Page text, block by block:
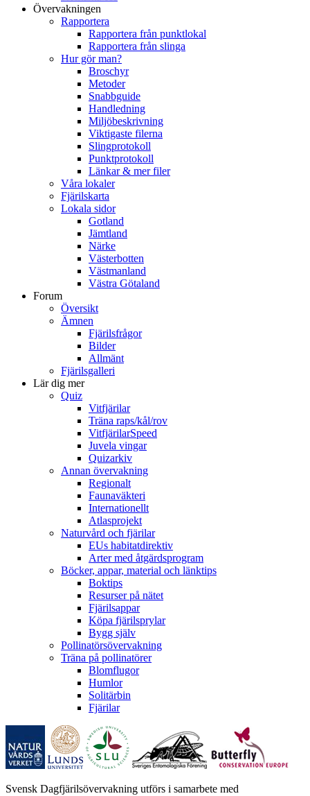
Övervakningen
Rapportera
Rapportera från punktlokal
Rapportera från slinga
Hur gör man?
Broschyr
Metoder
Snabbguide
Handledning
Miljöbeskrivning
Viktigaste filerna
Slingprotokoll
Punktprotokoll
Länkar & mer filer
Våra lokaler
Fjärilskarta
Lokala sidor
Gotland
Jämtland
Närke
Västerbotten
Västmanland
Västra Götaland
Forum
Översikt
Ämnen
Fjärilsfrågor
Bilder
Allmänt
Fjärilsgalleri
Lär dig mer
Quiz
Vitfjärilar
Träna raps/kål/rov
VitfjärilarSpeed
Juvela vingar
Quizarkiv
Annan övervakning
Regionalt
Faunaväkteri
Internationellt
Atlasprojekt
Naturvård och fjärilar
EUs habitatdirektiv
Arter med åtgärdsprogram
Böcker, appar, material och länktips
Boktips
Resurser på nätet
Fjärilsappar
Köpa fjärilsprylar
Bygg själv
Pollinatörsövervakning
Träna på pollinatörer
Blomflugor
Humlor
Solitärbin
Fjärilar
Svensk Dagfjärilsövervakning utförs i samarbete med